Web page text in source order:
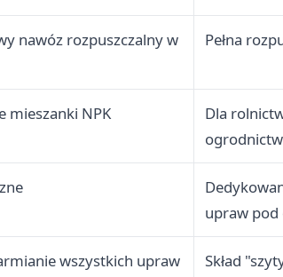
nawóz rozpuszczalny w
Pełna
mieszanki NPK
Dla
upraw pod
wszystkich upraw Skład